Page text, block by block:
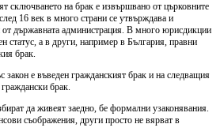
сключването на брак е извършвано от църковните
16 век в много страни се утвърждава и
от държавната администрация. В много юрисдикции
статус, а в други, например в България, правни
брак.
е въведен гражданският брак и на следващия
брак.
да живеят заедно, бе формални узаконявания.
съображения, други просто не вярват в